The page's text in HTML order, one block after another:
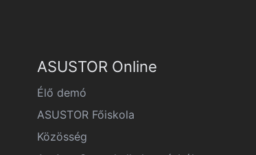
ASUSTOR Online
Élő demó
ASUSTOR Főiskola
Közösség